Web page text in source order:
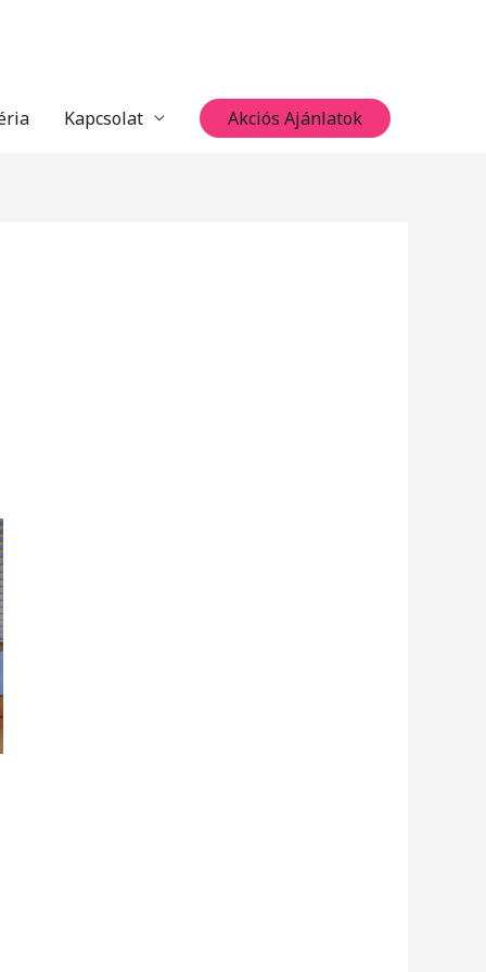
Kapcsolat Akciós Ajánlatok